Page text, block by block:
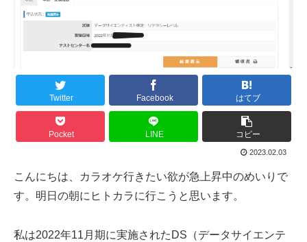
Twitter Facebook はてブ
Pocket LINE コピー
2023.02.03
こんにちは、カラオケ行きたい欲が急上昇中のめいりで
す。明日の朝にヒトカラに行こうと思います。
私は2022年11月期に実施されたDS（データサイエンテ